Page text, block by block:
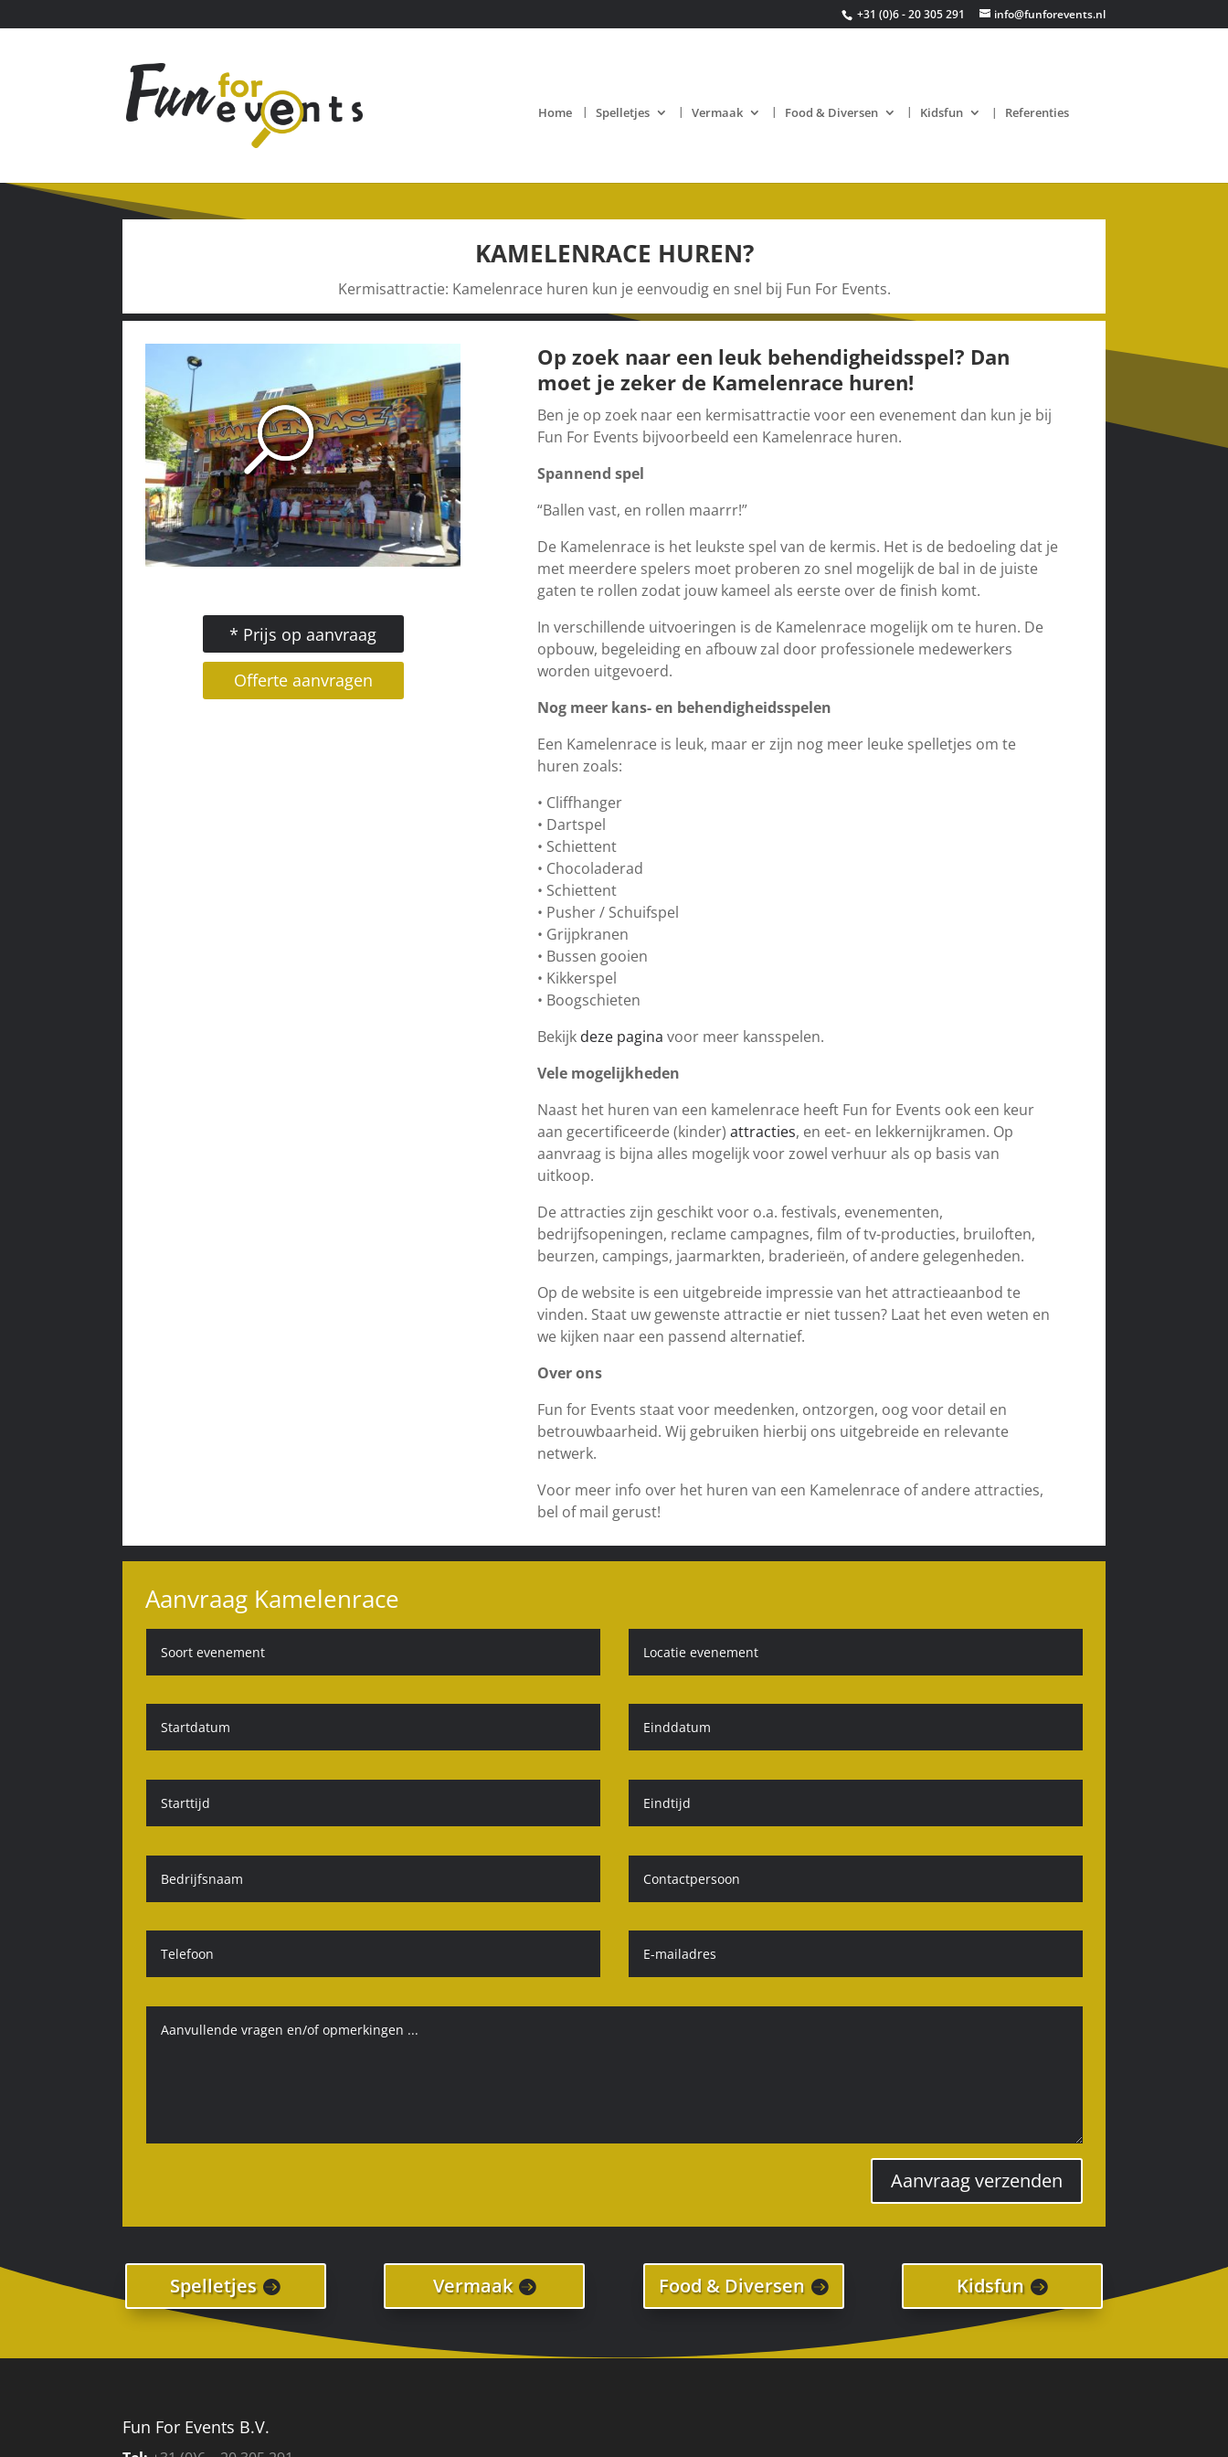
+31 (0)6 - 20 305 291 info@funforevents.nl
Home Spelletjes Vermaak Food & Diversen Kidsfun Referenties
KAMELENRACE HUREN?
Kermisattractie: Kamelenrace huren kun je eenvoudig en snel bij Fun For Events.
* Prijs op aanvraag
Offerte aanvragen
Op zoek naar een leuk behendigheidsspel? Dan
moet je zeker de Kamelenrace huren!
Ben je op zoek naar een kermisattractie voor een evenement dan kun je bij
Fun For Events bijvoorbeeld een Kamelenrace huren.
Spannend spel
“Ballen vast, en rollen maarrr!”
De Kamelenrace is het leukste spel van de kermis. Het is de bedoeling dat je
met meerdere spelers moet proberen zo snel mogelijk de bal in de juiste
gaten te rollen zodat jouw kameel als eerste over de finish komt.
In verschillende uitvoeringen is de Kamelenrace mogelijk om te huren. De
opbouw, begeleiding en afbouw zal door professionele medewerkers
worden uitgevoerd.
Nog meer kans- en behendigheidsspelen
Een Kamelenrace is leuk, maar er zijn nog meer leuke spelletjes om te
huren zoals:
• Cliffhanger
• Dartspel
• Schiettent
• Chocoladerad
• Schiettent
• Pusher / Schuifspel
• Grijpkranen
• Bussen gooien
• Kikkerspel
• Boogschieten
Bekijk deze pagina voor meer kansspelen.
Vele mogelijkheden
Naast het huren van een kamelenrace heeft Fun for Events ook een keur
aan gecertificeerde (kinder)attracties, en eet- en lekkernijkramen. Op
aanvraag is bijna alles mogelijk voor zowel verhuur als op basis van
uitkoop.
De attracties zijn geschikt voor o.a. festivals, evenementen,
bedrijfsopeningen, reclame campagnes, film of tv-producties, bruiloften,
beurzen, campings, jaarmarkten, braderieën, of andere gelegenheden.
Op de website is een uitgebreide impressie van het attractieaanbod te
vinden. Staat uw gewenste attractie er niet tussen? Laat het even weten en
we kijken naar een passend alternatief.
Over ons
Fun for Events staat voor meedenken, ontzorgen, oog voor detail en
betrouwbaarheid. Wij gebruiken hierbij ons uitgebreide en relevante
netwerk.
Voor meer info over het huren van een Kamelenrace of andere attracties,
bel of mail gerust!
Aanvraag Kamelenrace
Aanvraag verzenden
Spelletjes Vermaak Food & Diversen Kidsfun
Fun For Events B.V.